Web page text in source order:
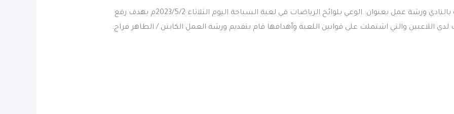
أقامت إدارة الألعاب المختلفة بالنادي ورشة عمل بعنوان: الوعي بلوائح الرياضات في لعبة السباحة اليوم الثلاثاء 2023/5/2م بهدف رفع
اللاعبين والتي اشتملت على قوانين اللعبة وأهدافها قام بتقديم ورشة العمل الكابتن / الطاهر فراج.